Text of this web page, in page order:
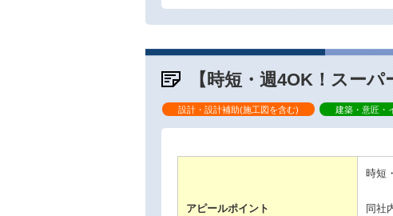
【時短・週4OK！スー
設計・設計補助(施工図を含む) 建築・意匠・
アピールポイント
時短
同社